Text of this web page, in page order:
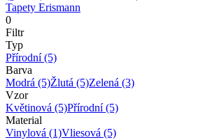
Tapety Erismann
0
Filtr
Typ
Přírodní(5)
Barva
Modrá (5)Žlutá (5)Zelená (3)
Vzor
Květinová (5)Přírodní(5)
Material
Vinylová (1)Vliesová (5)